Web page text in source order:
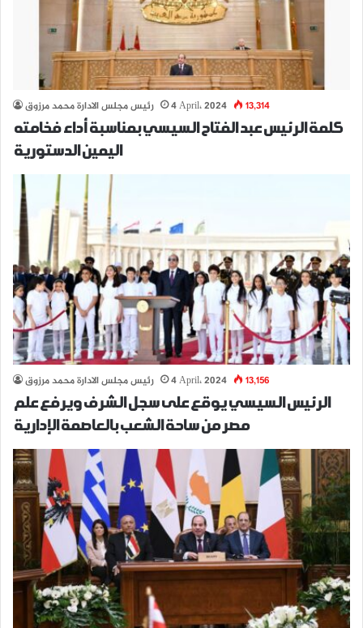
رئيس مجلس الادارة محمد مرزوق 4 April، 2024 13,314
كلمة الرئيس عبد الفتاح السيسي بمناسبة أداء فخامته
اليمين الدستورية
رئيس مجلس الادارة محمد مرزوق 4 April، 2024 13,156
الرئيس السيسي يوقع على سجل الشرف ويرفع علم
مصر من ساحة الشعب بالعاصمة الإدارية